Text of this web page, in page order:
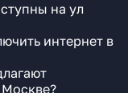
на ул
интернет в